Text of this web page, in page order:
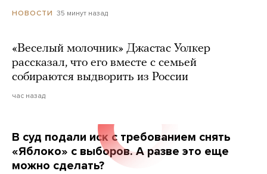
НОВОСТИ 35 минут назад
«Веселый молочник» Джастас Уолкер
рассказал, что его вместе с семьей
собираются выдворить из России
час назад
В суд подали иск с требованием снять
«Яблоко» с выборов. А разве это еще
можно сделать?